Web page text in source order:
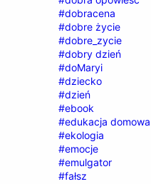
#dobracena
#dobre życie
#dobre_zycie
#dobry dzień
#doMaryi
#dziecko
#dzień
#ebook
#edukacja domowa
#ekologia
#emocje
#emulgator
#fałsz